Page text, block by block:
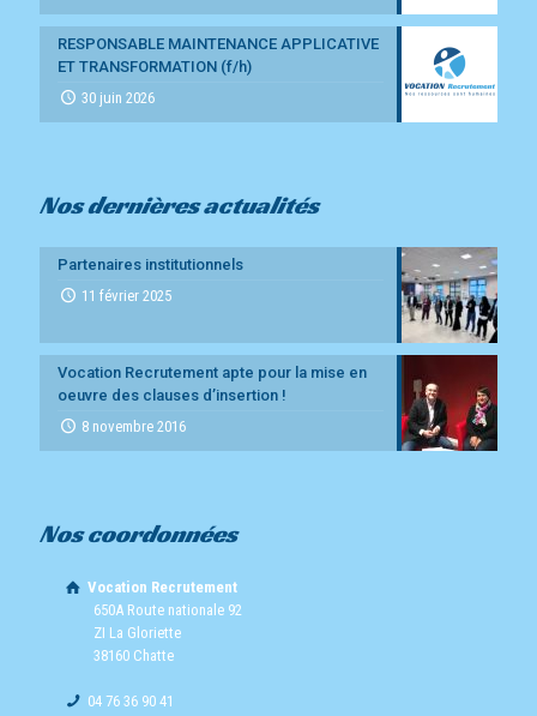
RESPONSABLE MAINTENANCE APPLICATIVE
ET TRANSFORMATION (f/h)
30 juin 2026
Nos dernières actualités
Partenaires institutionnels
11 février 2025
Vocation Recrutement apte pour la mise en
oeuvre des clauses d’insertion !
8 novembre 2016
Nos coordonnées
Vocation Recrutement
650A Route nationale 92
ZI La Gloriette
38160 Chatte
04 76 36 90 41